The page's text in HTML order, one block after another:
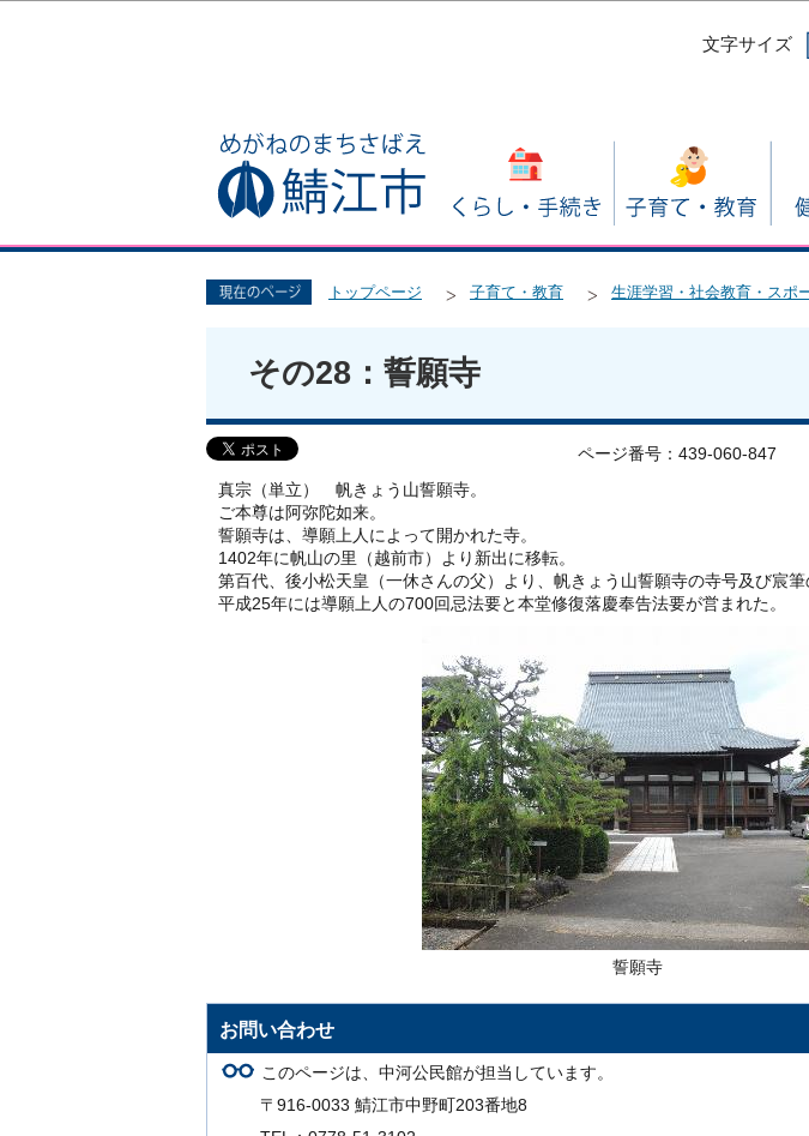
文字サイズ
トップページ 子育て・教育 生涯学習・社会教育・スポ
その28：誓願寺
ページ番号：439-060-847
真宗（単立） 帆きょう山誓願寺。
ご本尊は阿弥陀如来。
誓願寺は、導願上人によって開かれた寺。
1402年に帆山の里（越前市）より新出に移転。
第百代、後小松天皇（一休さんの父）より、帆きょう山誓願寺の寺号及び宸筆
平成25年には導願上人の700回忌法要と本堂修復落慶奉告法要が営まれた。
誓願寺
お問い合わせ
このページは、中河公民館が担当しています。
〒916-0033 鯖江市中野町203番地8